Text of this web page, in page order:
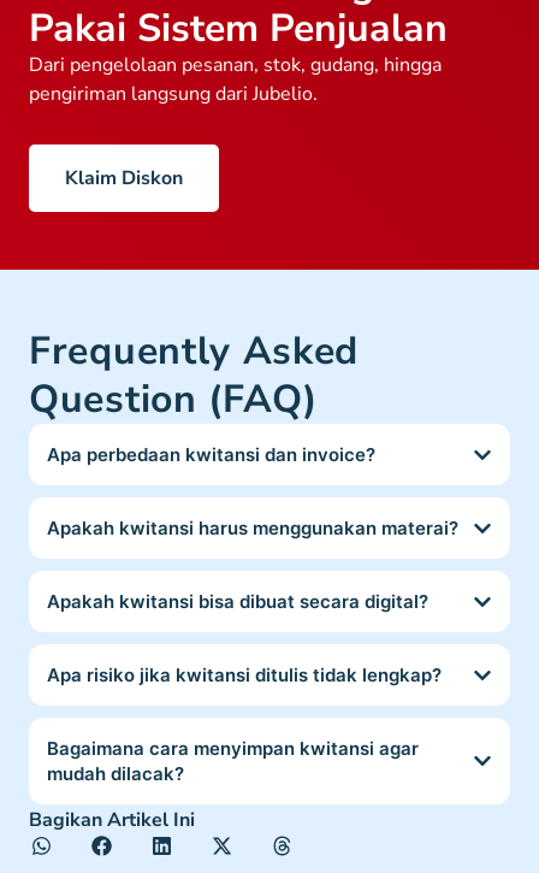
Pakai Sistem Penjualan
Dari pengelolaan pesanan, stok, gudang, hingga
pengiriman langsung dari Jubelio.
Klaim Diskon
Frequently Asked
Question (FAQ)
Apa perbedaan kwitansi dan invoice?
Apakah kwitansi harus menggunakan materai?
Apakah kwitansi bisa dibuat secara digital?
Apa risiko jika kwitansi ditulis tidak lengkap?
Bagaimana cara menyimpan kwitansi agar
mudah dilacak?
Bagikan Artikel Ini